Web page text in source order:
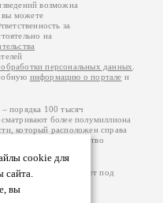
cookie для
сайта.
вы
возможна
вы можете
за
на
персональных данных
информацию о портале и
порядка 100 тысяч
более полумиллиона
который расположен справа
две цифры: количество
Портал работает под